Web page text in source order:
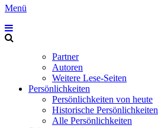
Menü
Partner
Autoren
Weitere Lese-Seiten
Persönlichkeiten
Persönlichkeiten von heute
Historische Persönlichkeiten
Alle Persönlichkeiten